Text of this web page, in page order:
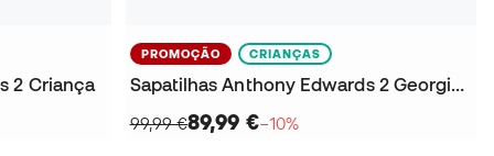
2 Criança
PROMOÇÃO CRIANÇAS
Sapatilhas Anthony Edwards 2 Georgia Bulldawgs Criança
99,99 €89,99 €−10%